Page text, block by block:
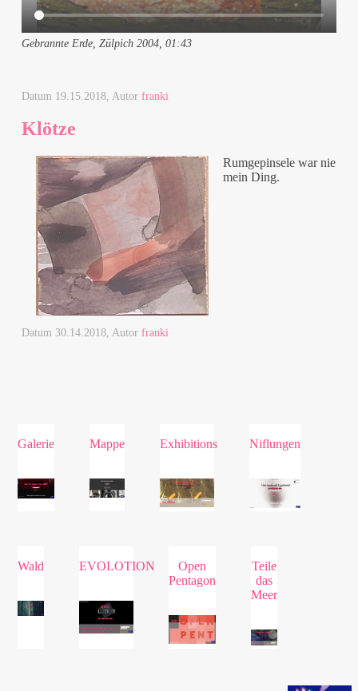
Gebrannte Erde, Zülpich 2004, 01:43
Datum 19.15.2018 , Autorfranki
Klötze
Rumgepinsele war nie
mein Ding.
Datum30.14.2018, Autorfranki
Galerie Mappe Exhibitions Niflungen
Wald EVOLOTION
Open
Pentagon
Teile
das
Meer